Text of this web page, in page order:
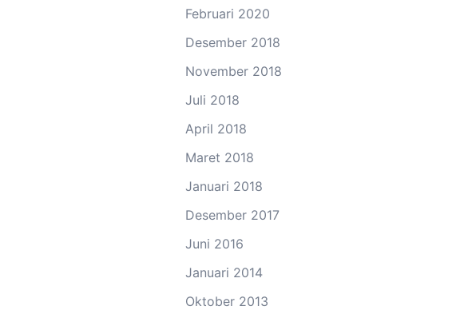
Februari 2020
Desember 2018
November 2018
Juli 2018
April 2018
Maret 2018
Januari 2018
Desember 2017
Juni 2016
Januari 2014
Oktober 2013